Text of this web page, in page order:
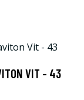
VIT - 43